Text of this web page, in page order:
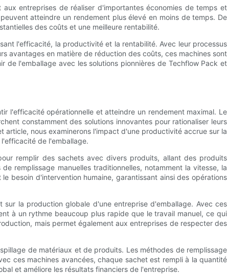
entreprises de réaliser d'importantes économies de temps et
atteindre un rendement plus élevé en moins de temps. De
des coûts et une meilleure rentabilité.
l'efficacité, la productivité et la rentabilité. Avec leur processus
avantages en matière de réduction des coûts, ces machines sont
de l'emballage avec les solutions pionnières de Techflow Pack et
l'efficacité opérationnelle et atteindre un rendement maximal. Le
constamment des solutions innovantes pour rationaliser leurs
article, nous examinerons l'impact d'une productivité accrue sur la
de l'emballage.
remplir des sachets avec divers produits, allant des produits
remplissage manuelles traditionnelles, notamment la vitesse, la
besoin d'intervention humaine, garantissant ainsi des opérations
la production globale d'une entreprise d'emballage. Avec ces
à un rythme beaucoup plus rapide que le travail manuel, ce qui
mais permet également aux entreprises de respecter des
de matériaux et de produits. Les méthodes de remplissage
ces machines avancées, chaque sachet est rempli à la quantité
et améliore les résultats financiers de l'entreprise.